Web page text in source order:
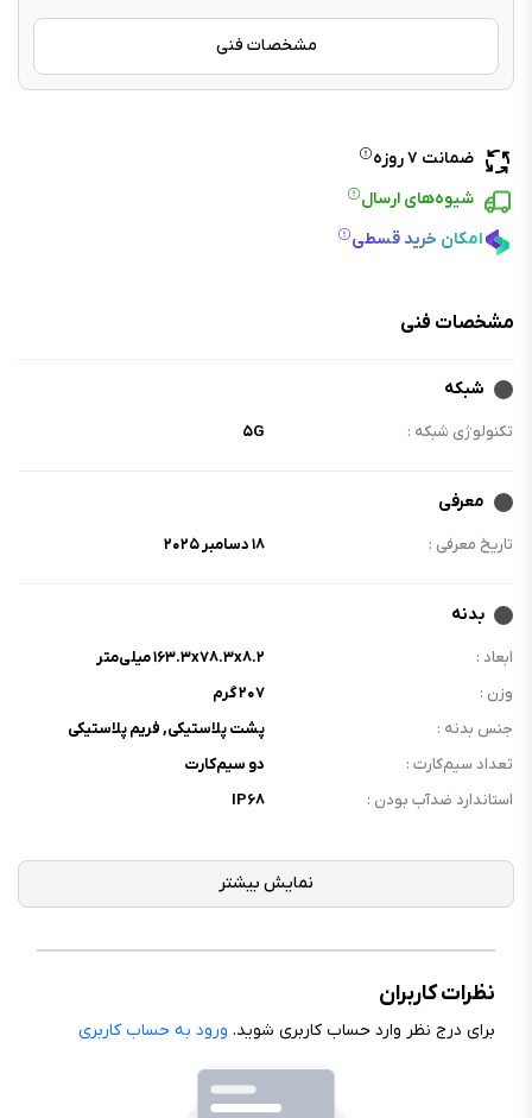
مشخصات فنی
ضمانت ۷ روزه
شیوه‌های ارسال
امکان خرید قسطی
مشخصات فنی
شبکه
تکنولوژی شبکه : ۵G
معرفی
تاریخ معرفی : ۱۸ دسامبر ۲۰۲۵
بدنه
ابعاد :
۱۶۳.۳x۷۸.۳x۸.۲ میلی‌متر
وزن :
۲۰۷ گرم
جنس بدنه :
پشت پلاستیکی, فریم پلاستیکی
تعداد سیم‌کارت :
دو سیم‌کارت
استاندارد ضدآب بودن :
IP۶۸
نوع نمایشگر :
AMOLED
اندازه نمایشگر :
۶.۸۳ اینچ
رزولوشن نمایشگر :
فرکانس نمایشگر :
Corning Gorilla Glass Victus ۲,
نظرات کاربران
برای درج نظر وارد حساب کاربری شوید. ورود به حساب کاربری